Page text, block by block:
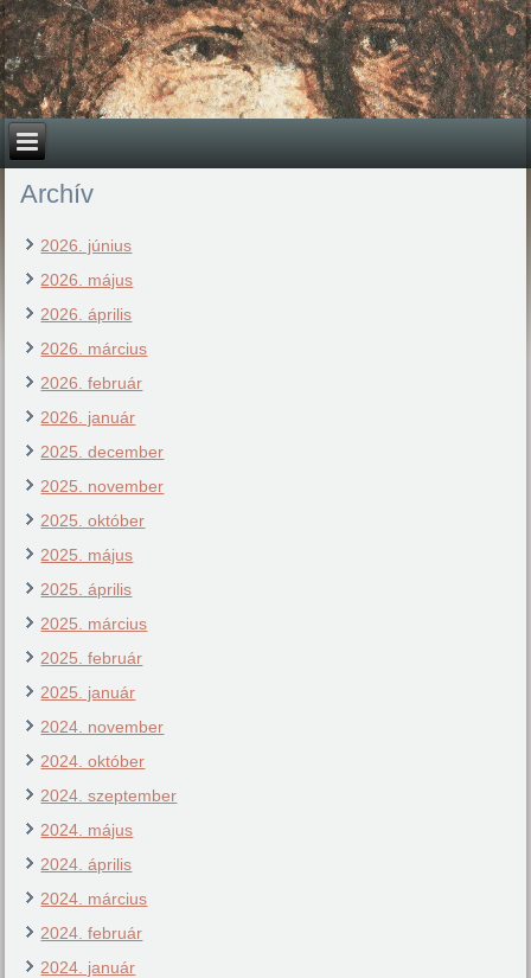
Archív
2026. június
2026. május
2026. április
2026. március
2026. február
2026. január
2025. december
2025. november
2025. október
2025. május
2025. április
2025. március
2025. február
2025. január
2024. november
2024. október
2024. szeptember
2024. május
2024. április
2024. március
2024. február
2024. január